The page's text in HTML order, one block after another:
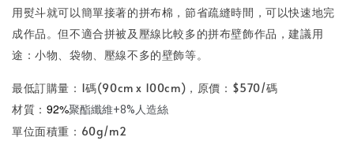
用熨斗就可以簡單接著的拼布棉，節省疏縫時間，可以快速地完
成作品。但不適合拼被及壓線比較多的拼布壁飾作品，建議用
途：小物、袋物、壓線不多的壁飾等。
最低訂購量：1碼(90cm x 100cm)，原價：$570/碼
材質： 92%聚酯纖維+8%人造絲
單位面積重：60g/m2